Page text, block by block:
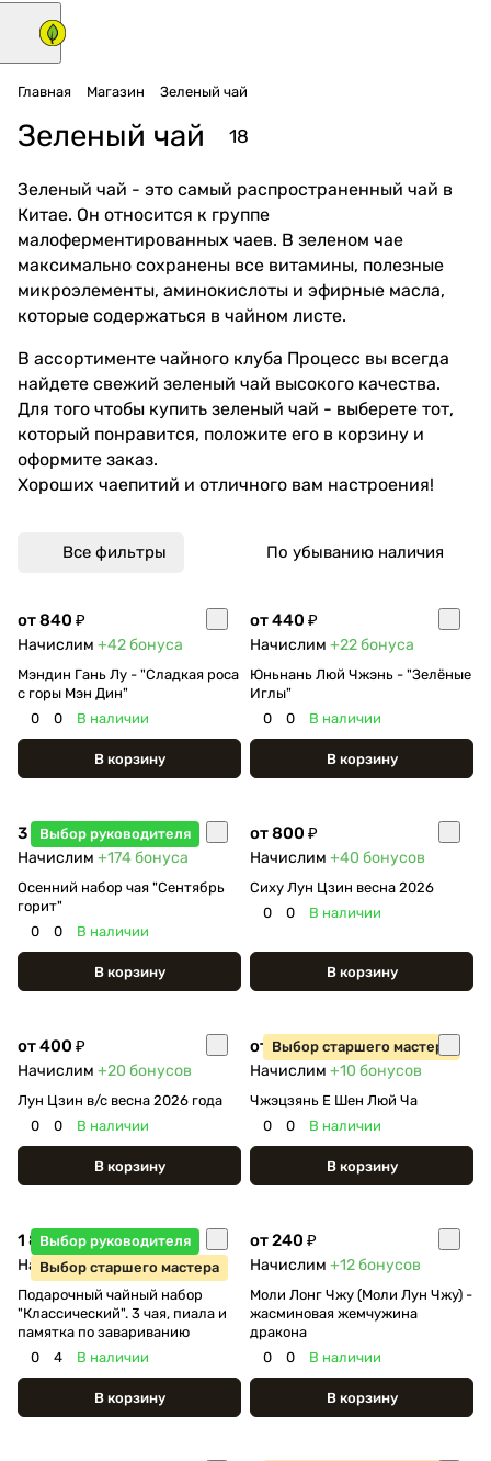
Главная Магазин Зеленый чай
Зеленый чай 18
Зеленый чай - это самый распространенный чай в
Китае. Он относится к группе
малоферментированных чаев. В зеленом чае
максимально сохранены все витамины, полезные
микроэлементы, аминокислоты и эфирные масла,
которые содержаться в чайном листе.
В ассортименте чайного клуба Процесс вы всегда
найдете свежий зеленый чай высокого качества.
Для того чтобы купить зеленый чай - выберете тот,
который понравится, положите его в корзину и
оформите заказ.
Хороших чаепитий и отличного вам настроения!
Все фильтры По убыванию наличия
от 840 ₽
Начислим +42бонуса
Мэндин Гань Лу - "Сладкая роса
с горы Мэн Дин"
0
0 В наличии
В корзину
от 440 ₽
Начислим +22бонуса
Юньнань Люй Чжэнь - "Зелёные
Иглы"
0
0 В наличии
В корзину
Выбор руководителя
3 490 ₽
Начислим +174бонуса
Осенний набор чая "Сентябрь
горит"
0
0 В наличии
В корзину
от 800 ₽
Начислим +40 бонусов
Сиху Лун Цзин весна 2026
0
0 В наличии
В корзину
от 400 ₽
Начислим +20 бонусов
Лун Цзин в/с весна 2026 года
0
0 В наличии
В корзину
Выбор старшего мастера
от 200 ₽
Начислим +10 бонусов
Чжэцзянь Е Шен Люй Ча
0
0 В наличии
В корзину
Выбор руководителя
Выбор старшего мастера
1 800 ₽
Начислим+90 бонусов
Подарочный чайный набор
"Классический". 3 чая, пиала и
памятка по завариванию
0
4 В наличии
В корзину
от 240 ₽
Начислим +12бонусов
Моли Лонг Чжу (Моли Лун Чжу) -
жасминовая жемчужина
дракона
0
0 В наличии
В корзину